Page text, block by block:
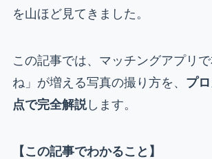
を山ほど見てきました。
この記事では、マッチングアプリ
ね」が増える写真の撮り方を、 プ
点で完全解説します。
【この記事でわかること】